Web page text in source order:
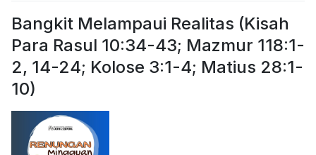
Bangkit Melampaui Realitas (Kisah
Para Rasul 10:34-43; Mazmur 118:1-
2, 14-24; Kolose 3:1-4; Matius 28:1-
10)